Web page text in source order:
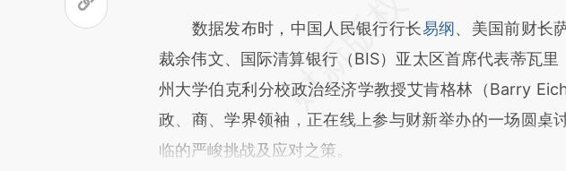
数据发布时，中国人民银行行长易纲、美国前财长
裁余伟文、国际清算银行（BIS）亚太区首席代表蒂瓦
州大学伯克利分校政治经济学教授艾肯格林（Barry
政、商、学界领袖，正在线上参与财新举办的一场圆桌
临的严峻挑战及应对之策。